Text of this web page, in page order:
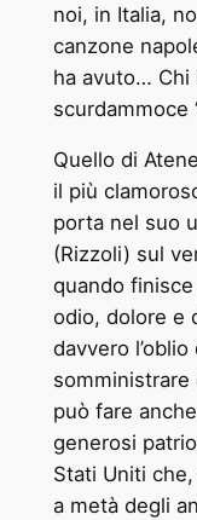
noi, in Italia,
canzone
ha avuto… Chi
scurdammoce
Quello di
il più
porta nel suo
(Rizzoli) sul
quando
odio, dolore e
davvero
può fare
generosi
Stati Uniti
a metà degli